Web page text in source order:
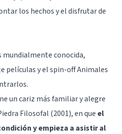
los hechos y el disfrutar de
mundialmente conocida,
películas y el spin-off Animales
un cariz más familiar y alegre
Filosofal (2001), en que el
y empieza a asistir al